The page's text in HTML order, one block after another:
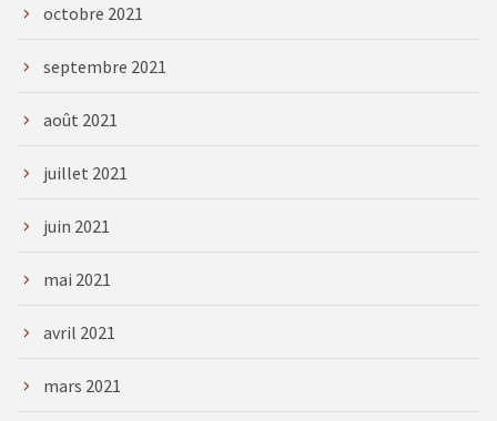
octobre 2021
septembre 2021
août 2021
juillet 2021
juin 2021
mai 2021
avril 2021
mars 2021